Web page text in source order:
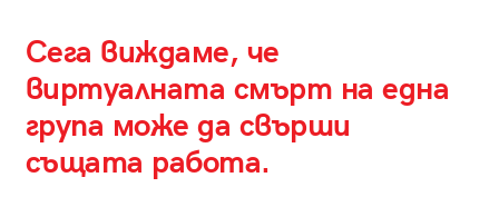
Сега виждаме, че
виртуалната смърт на една
група може да свърши
същата работа.